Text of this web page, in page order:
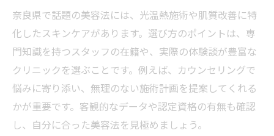
奈良県で話題の美容法には、光温熱施術や肌質改善に特
化したスキンケアがあります。選び方のポイントは、専
門知識を持つスタッフの在籍や、実際の体験談が豊富な
クリニックを選ぶことです。例えば、カウンセリングで
悩みに寄り添い、無理のない施術計画を提案してくれる
かが重要です。客観的なデータや認定資格の有無も確認
し、自分に合った美容法を見極めましょう。